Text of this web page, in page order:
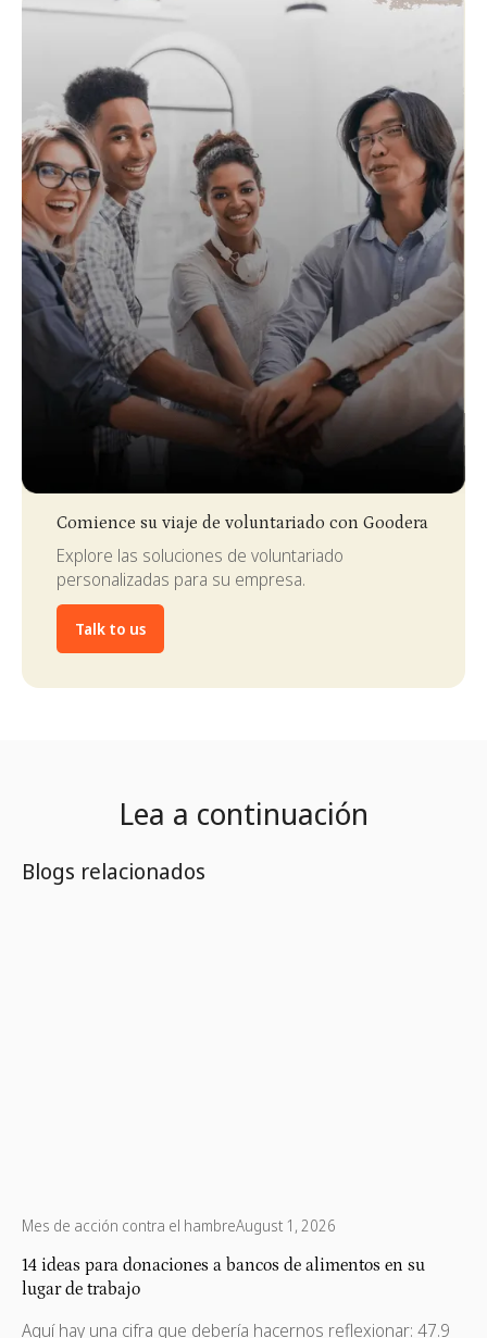
Comience su viaje de voluntariado con Goodera
Explore las soluciones de voluntariado
personalizadas para su empresa.
Talk to us
Lea a continuación
Blogs relacionados
Mes de acción contra el hambreAugust 1, 2026
14 ideas para donaciones a bancos de alimentos en su
lugar de trabajo
Aquí hay una cifra que debería hacernos reflexionar: 47.9